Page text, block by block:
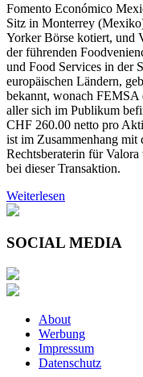
Fomento Económico
Sitz in Monterrey
Yorker Börse kotiert,
der führenden
und Food Services in der
europäischen Ländern,
bekannt, wonach FEMSA
aller sich im Publikum
CHF 260.00 netto pro
ist im Zusammenhang
Rechtsberaterin für
bei dieser Transaktion.
Weiterlesen
SOCIAL MEDIA
About
Werbung
Impressum
Datenschutz